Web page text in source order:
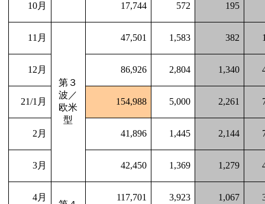
10月 17,744 572 195
11 月
第３
波／
欧米
型
47,501 1,583 382
12 月 86,926 2,804 1,340
21/1 月 154,988 5,000 2,261
2 月 41,896 1,445 2,144
3月 42,450 1,369 1,279
4月 117,701 3,923 1,067